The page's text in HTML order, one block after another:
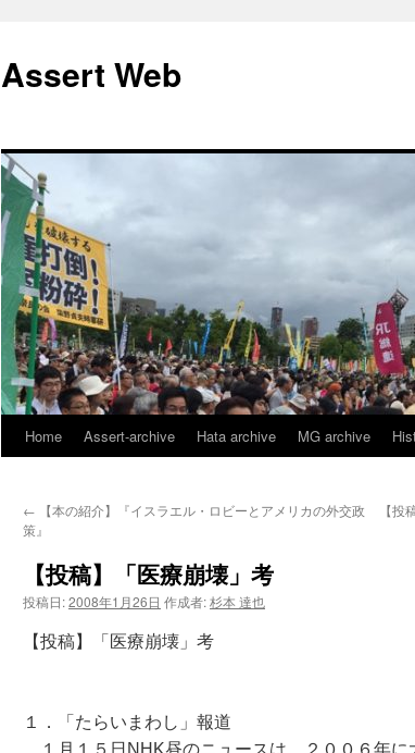
テ
ン
ス
キ
ッ
プ
Assert Web
Home Assert-archive Hata archive MG archive
← 【本の紹介】『イスラエル・ロビーとアメリカの外交政
策』
【
【投稿】「医療崩壊」考
投稿日:2008年1月26日 作成者:杉本 達也
【投稿】「医療崩壊」考
福井 杉本
１．「たらいまわし」報道
１月１５日NHK昼のニュースは、２００６年に